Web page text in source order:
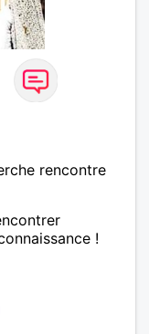
rencontre
!